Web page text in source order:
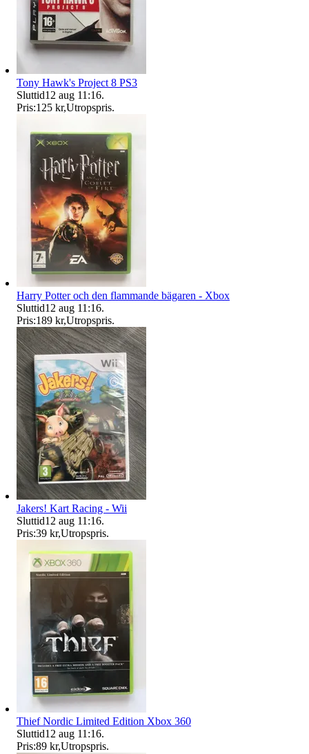
Tony Hawk's Project 8 PS3
Sluttid12 aug 11:16.
Pris:125 kr,Utropspris.
Harry Potter och den flammande bägaren - Xbox
Sluttid12 aug 11:16.
Pris:189 kr,Utropspris.
Jakers! Kart Racing - Wii
Sluttid12 aug 11:16.
Pris:39 kr,Utropspris.
Thief Nordic Limited Edition Xbox 360
Sluttid12 aug 11:16.
Pris:89 kr,Utropspris.